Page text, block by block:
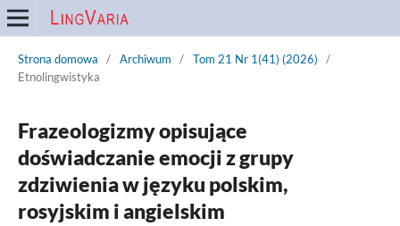
Strona domowa / Archiwum / Tom 21 Nr 1(41) (2026)
/
Etnolingwistyka
Frazeologizmy opisujące
doświadczanie emocji z grupy
zdziwienia w języku polskim,
rosyjskim i angielskim